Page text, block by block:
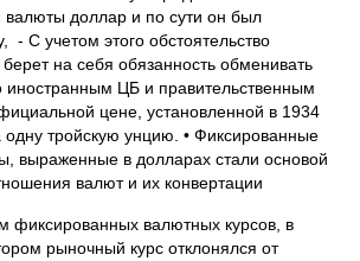
валюты доллар и по сути он был
- С учетом этого обстоятельство
на себя обязанность обменивать
иностранным ЦБ и правительственным
цене, установленной в 1934
одну тройскую унцию. • Фиксированные
выраженные в долларах стали основой
валют и их конвертации
фиксированных валютных курсов, в
рыночный курс отклонялся от